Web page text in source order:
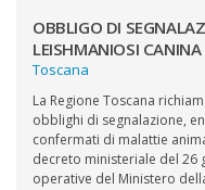
OBBLIGO DI
LEISHMANIOSI CANINA
Toscana
La Regione Toscana
obblighi di segnalazione,
confermati di malattie
decreto ministeriale del 26
operative del Ministero